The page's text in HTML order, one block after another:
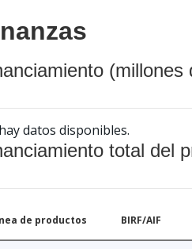
(millones
datos disponibles.
total del
de productos BIRF/AIF